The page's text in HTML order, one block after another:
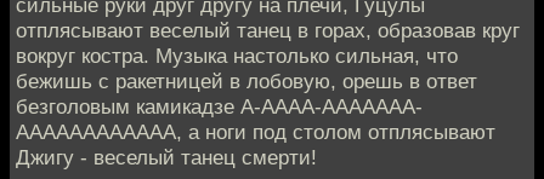
отплясывают веселый танец в горах, образовав круг
вокруг костра. Музыка настолько сильная, что
бежишь с ракетницей в лобовую, орешь в ответ
безголовым камикадзе А-АААА-ААААААА-
АААААААААААА, а ноги под столом отплясывают
Джигу - веселый танец смерти!